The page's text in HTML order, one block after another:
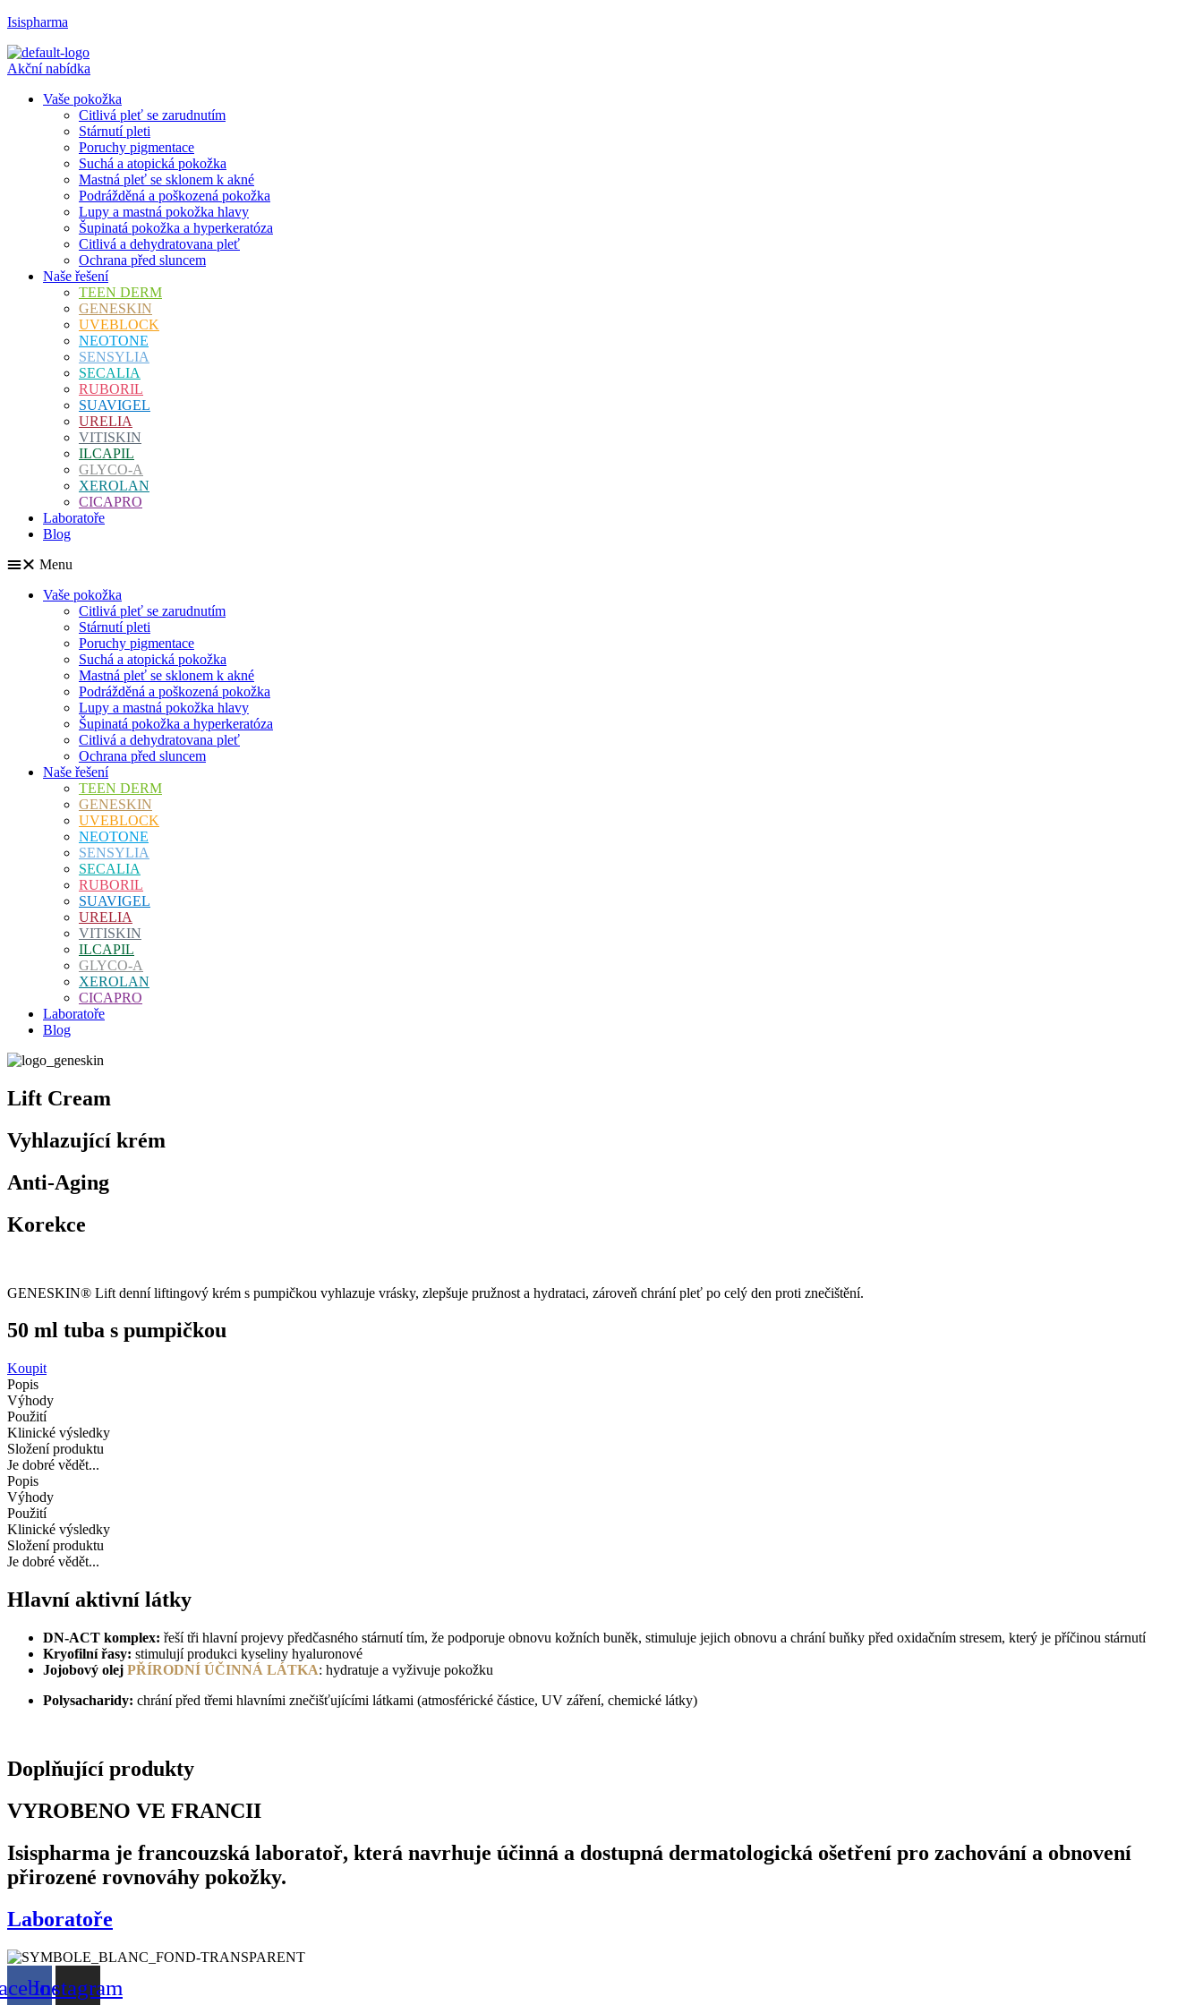
Isispharma
Akční nabídka
Vaše pokožka
Citlivá pleť se zarudnutím
Stárnutí pleti
Poruchy pigmentace
Suchá a atopická pokožka
Mastná pleť se sklonem k akné
Podrážděná a poškozená pokožka
Lupy a mastná pokožka hlavy
Šupinatá pokožka a hyperkeratóza
Citlivá a dehydratovana pleť
Ochrana před sluncem
Naše řešení
TEEN DERM
GENESKIN
UVEBLOCK
NEOTONE
SENSYLIA
SECALIA
RUBORIL
SUAVIGEL
URELIA
VITISKIN
ILCAPIL
GLYCO-A
XEROLAN
CICAPRO
Laboratoře
Blog
Menu
Vaše pokožka
Citlivá pleť se zarudnutím
Stárnutí pleti
Poruchy pigmentace
Suchá a atopická pokožka
Mastná pleť se sklonem k akné
Podrážděná a poškozená pokožka
Lupy a mastná pokožka hlavy
Šupinatá pokožka a hyperkeratóza
Citlivá a dehydratovana pleť
Ochrana před sluncem
Naše řešení
TEEN DERM
GENESKIN
UVEBLOCK
NEOTONE
SENSYLIA
SECALIA
RUBORIL
SUAVIGEL
URELIA
VITISKIN
ILCAPIL
GLYCO-A
XEROLAN
CICAPRO
Laboratoře
Blog
Lift Cream
Vyhlazující krém
Anti-Aging
Korekce
GENESKIN® Lift denní liftingový krém s pumpičkou vyhlazuje vrásky, zlepšuje pružnost a hydrataci, zároveň chrání pleť po celý den proti znečištění.
50 ml tuba s pumpičkou
Koupit
Popis
Výhody
Použití
Klinické výsledky
Složení produktu
Je dobré vědět...
Popis
Výhody
Použití
Klinické výsledky
Složení produktu
Je dobré vědět...
Hlavní aktivní látky
DN-ACT komplex: řeší tři hlavní projevy předčasného stárnutí tím, že podporuje obnovu kožních buněk, stimuluje jejich obnovu a chrání buňky před oxidačním stresem, který je příčinou stárnutí
Kryofilní řasy: stimulují produkci kyseliny hyaluronové
Jojobový olej PŘÍRODNÍ ÚČINNÁ LÁTKA: hydratuje a vyživuje pokožku
Polysacharidy: chrání před třemi hlavními znečišťujícími látkami (atmosférické částice, UV záření, chemické látky)
Doplňující produkty
VYROBENO VE FRANCII
Isispharma je francouzská laboratoř, která navrhuje účinná a dostupná dermatologická ošetření pro zachování a obnovení
přirozené rovnováhy pokožky.
Laboratoře
Instagram